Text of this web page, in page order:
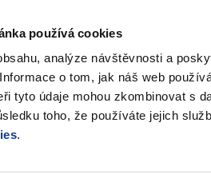
používá cookies
analýze návštěvnosti a
o tom, jak náš web
tyto údaje mohou zkombinovat s
toho, že používáte jejich
.
submenu